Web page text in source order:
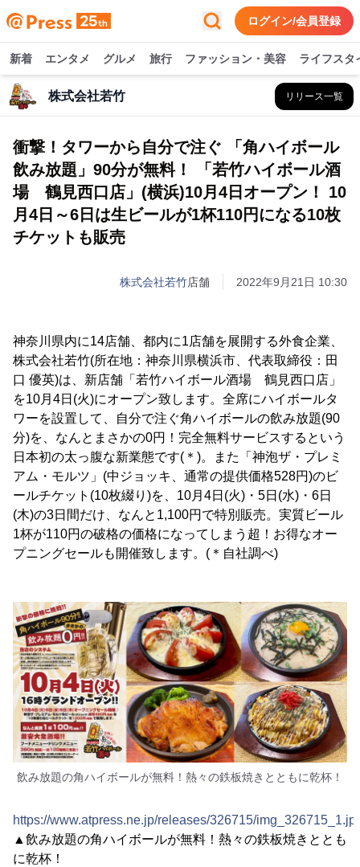
ログイン/会員登録
新着 エンタメ グルメ 旅行 ファッション・美容 ライフスタ
株式会社若竹 リリース一覧
衝撃！タワーから自分で注ぐ 「角ハイボール
飲み放題」90分が無料！ 「若竹ハイボール酒
場 鶴見西口店」(横浜)10月4日オープン！ 10
月4日～6日は生ビールが1杯110円になる10枚
チケットも販売
株式会社若竹店舗 2022年9月21日 10:30
神奈川県内に14店舗、都内に1店舗を展開する外食企業、
株式会社若竹(所在地：神奈川県横浜市、代表取締役：田
口 優英)は、新店舗「若竹ハイボール酒場 鶴見西口店」
を10月4日(火)にオープン致します。全席にハイボールタ
ワーを設置して、自分で注ぐ角ハイボールの飲み放題(90
分)を、なんとまさかの0円！完全無料サービスするという
日本初の太っ腹な新業態です(＊)。また「神泡ザ・プレミ
アム・モルツ」(中ジョッキ、通常の提供価格528円)のビ
ールチケット(10枚綴り)を、10月4日(火)・5日(水)・6日
(木)の3日間だけ、なんと1,100円で特別販売。実質ビール
1杯が110円の破格の価格になってしまう超！お得なオー
プニングセールも開催致します。(＊自社調べ)
飲み放題の角ハイボールが無料！熱々の鉄板焼きとともに乾杯！
https://www.atpress.ne.jp/releases/326715/
▲飲み放題の角ハイボールが無料！熱々の鉄板焼きととも
に乾杯！